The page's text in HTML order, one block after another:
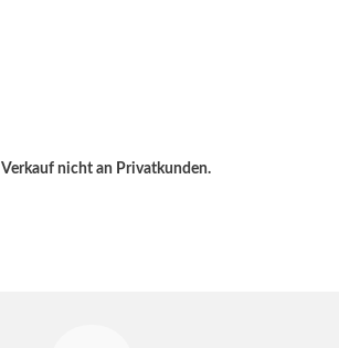
Verkauf nicht an Privatkunden.